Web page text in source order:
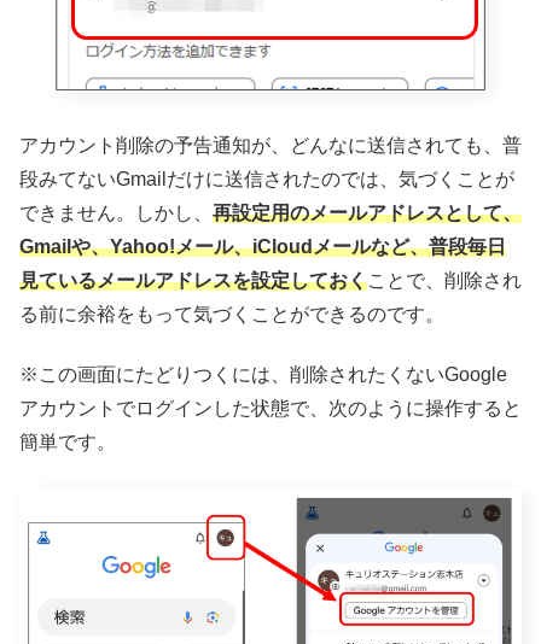
アカウント削除の予告通知が、どんなに送信されても、普
段みてないGmailだけに送信されたのでは、気づくことが
できません。しかし、 再設定用のメールアドレスとして、
Gmailや、Yahoo!メール、iCloudメールなど、普段毎日
見ているメールアドレスを設定しておくことで、削除され
る前に余裕をもって気づくことができるのです。
※この画面にたどりつくには、削除されたくないGoogle
アカウントでログインした状態で、次のように操作すると
簡単です。